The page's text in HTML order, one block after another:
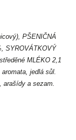
PŠENIČNÁ
SYROVÁTKOVÝ
MLÉKO 2,1
jedlá sůl.
arašídy a sezam.